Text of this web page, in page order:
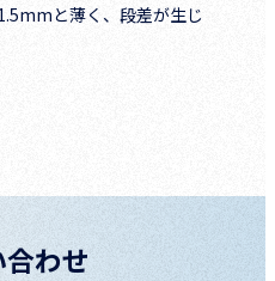
と薄く、段差が生じ
わせ